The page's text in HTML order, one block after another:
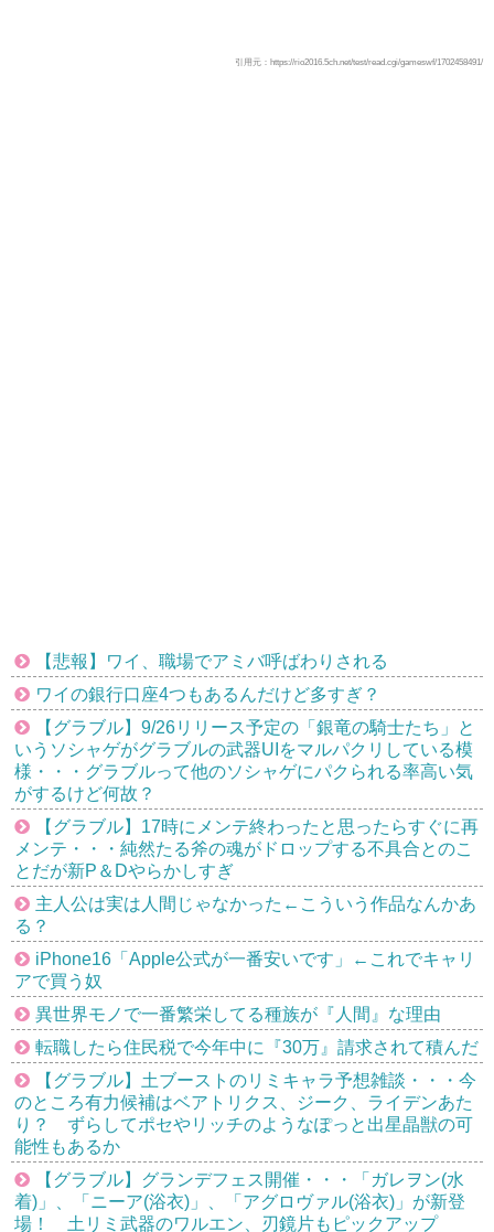
引用元：https://rio2016.5ch.net/test/read.cgi/gameswf/1702458491/
【悲報】ワイ、職場でアミバ呼ばわりされる
ワイの銀行口座4つもあるんだけど多すぎ？
【グラブル】9/26リリース予定の「銀竜の騎士たち」と
いうソシャゲがグラブルの武器UIをマルパクリしている模
様・・・グラブルって他のソシャゲにパクられる率高い気
がするけど何故？
【グラブル】17時にメンテ終わったと思ったらすぐに再
メンテ・・・純然たる斧の魂がドロップする不具合とのこ
とだが新P＆Dやらかしすぎ
主人公は実は人間じゃなかった←こういう作品なんかあ
る？
iPhone16「Apple公式が一番安いです」←これでキャリ
アで買う奴
異世界モノで一番繁栄してる種族が『人間』な理由
転職したら住民税で今年中に『30万』請求されて積んだ
【グラブル】土ブーストのリミキャラ予想雑談・・・今
のところ有力候補はベアトリクス、ジーク、ライデンあた
り？ ずらしてポセやリッチのようなぽっと出星晶獣の可
能性もあるか
【グラブル】グランデフェス開催・・・「ガレヲン(水
着)」、「ニーア(浴衣)」、「アグロヴァル(浴衣)」が新登
場！ 土リミ武器のワルエン、刃鏡片もピックアップ